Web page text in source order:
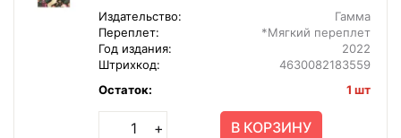
Издательство:
Гамма
Переплет:
*Мягкий переплет
Год издания:
2022
Штрихкод:
4630082183559
Остаток:
1 шт
+ В КОРЗИНУ